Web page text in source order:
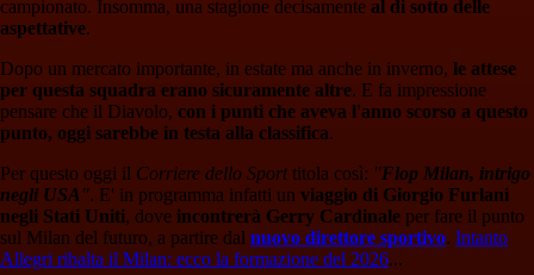
campionato. Insomma, una stagione decisamente al di sotto delle
aspettative.
Dopo un mercato importante, in estate ma anche in inverno, le attese
per questa squadra erano sicuramente altre. E fa impressione
pensare che il Diavolo, con i punti che aveva l'anno scorso a questo
punto, oggi sarebbe in testa alla classifica.
Per questo oggi il Corriere dello Sporttitola così: "Flop Milan, intrigo
negli USA ". E' in programma infatti un viaggio di Giorgio Furlani
negli Stati Uniti, dove incontrerà Gerry Cardinale per fare il punto
sul Milan del futuro, a partire dal nuovo direttore sportivo. Intanto
Allegri ribalta il Milan: ecco la formazione del 2026...